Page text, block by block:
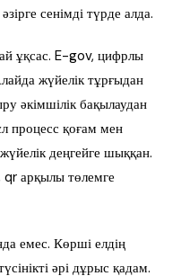
сенімді түрде алда.
ұқсас. E-gov, цифрлы
жүйелік тұрғыдан
әкімшілік бақылаудан
процесс қоғам мен
деңгейге шыққан.
qr арқылы төлемге
емес. Көрші елдің
әрі дұрыс қадам.